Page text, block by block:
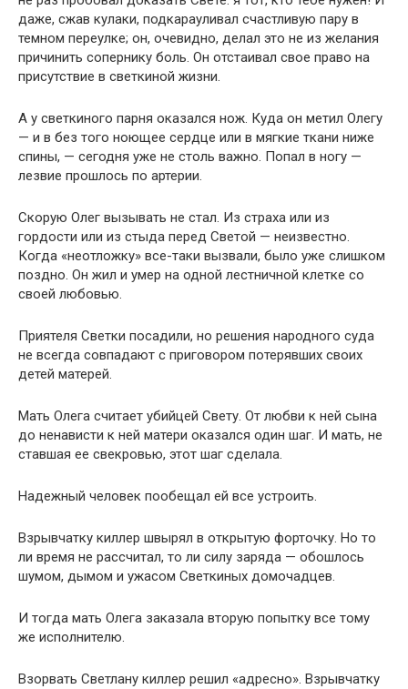
даже, сжав кулаки, подкарауливал счастливую пару в
темном переулке; он, очевидно, делал это не из желания
причинить сопернику боль. Он отстаивал свое право на
присутствие в светкиной жизни.
А у светкиного парня оказался нож. Куда он метил Олегу
— и в без того ноющее сердце или в мягкие ткани ниже
спины, — сегодня уже не столь важно. Попал в ногу —
лезвие прошлось по артерии.
Скорую Олег вызывать не стал. Из страха или из
гордости или из стыда перед Светой — неизвестно.
Когда «неотложку» все-таки вызвали, было уже слишком
поздно. Он жил и умер на одной лестничной клетке со
своей любовью.
Приятеля Светки посадили, но решения народного суда
не всегда совпадают с приговором потерявших своих
детей матерей.
Мать Олега считает убийцей Свету. От любви к ней сына
до ненависти к ней матери оказался один шаг. И мать, не
ставшая ее свекровью, этот шаг сделала.
Надежный человек пообещал ей все устроить.
Взрывчатку киллер швырял в открытую форточку. Но то
ли время не рассчитал, то ли силу заряда — обошлось
шумом, дымом и ужасом Светкиных домочадцев.
И тогда мать Олега заказала вторую попытку все тому
же исполнителю.
Взорвать Светлану киллер решил «адресно». Взрывчатку